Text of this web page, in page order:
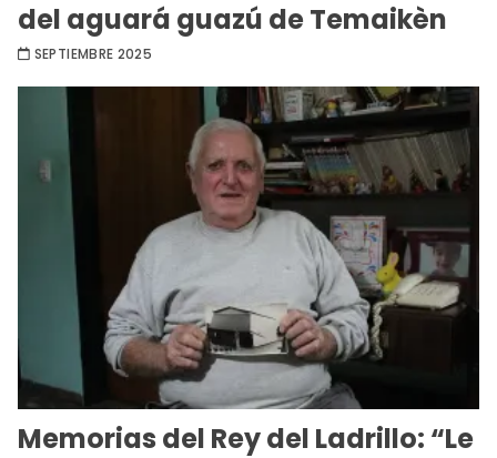
del aguará guazú de Temaikèn
SEPTIEMBRE 2025
Memorias del Rey del Ladrillo: “Le